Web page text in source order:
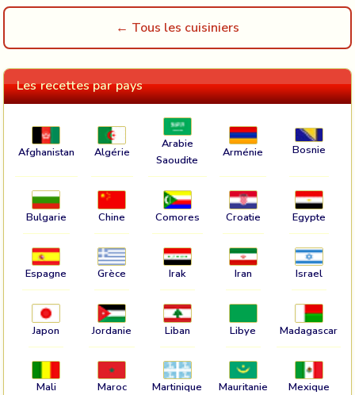
← Tous les cuisiniers
Les recettes par pays
Afghanistan Algérie
Arabie
Saoudite
Arménie Bosnie
Bulgarie Chine Comores Croatie Egypte
Espagne Grèce Irak Iran Israel
Japon Jordanie Liban Libye Madagascar
Mali Maroc Martinique Mauritanie Mexique